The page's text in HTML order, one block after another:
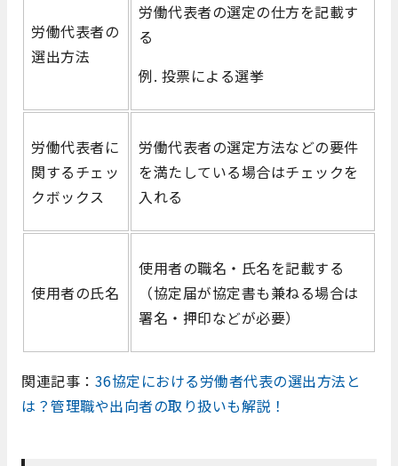
労働代表者の
選出方法
労働代表者の選定の仕方を記載す
る
例. 投票による選挙
労働代表者に
関するチェッ
クボックス
労働代表者の選定方法などの要件
を満たしている場合はチェックを
入れる
使用者の氏名
使用者の職名・氏名を記載する
（協定届が協定書も兼ねる場合は
署名・押印などが必要）
関連記事： 36協定における労働者代表の選出方法と
は？管理職や出向者の取り扱いも解説！